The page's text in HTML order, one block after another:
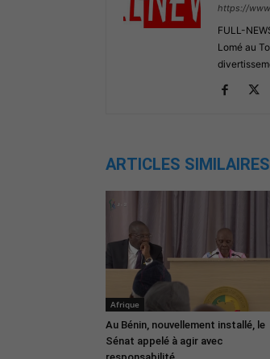
https://
FULL-
Lomé au
ARTICLES SIMILAIRES
Afrique
Au Bénin, nouvellement installé, le
Sénat appelé à agir avec